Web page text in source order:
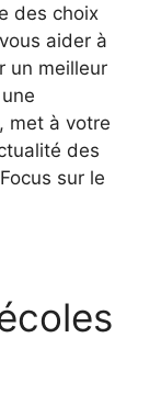
des choix
aider à
un meilleur
met à votre
des
sur le